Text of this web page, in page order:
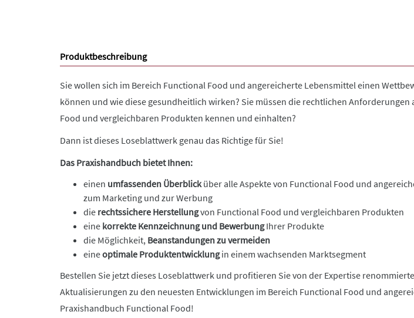
Produktbeschreibung
Sie wollen sich im Bereich Functional Food und angereicherte Lebensmittel einen
können und wie diese gesundheitlich wirken? Sie müssen die rechtlichen
Food und vergleichbaren Produkten kennen und einhalten?
Dann ist dieses Loseblattwerk genau das Richtige für Sie!
Das Praxishandbuch bietet Ihnen:
einen umfassenden Überblicküber alle Aspekte von Functional Food und
zum Marketing und zur Werbung
die rechtssichere Herstellungvon Functional Food und vergleichbaren Produkten
eine korrekte Kennzeichnung und BewerbungIhrer Produkte
die Möglichkeit, Beanstandungen zu vermeiden
eineoptimale Produktentwicklungin einem wachsenden Marktsegment
Bestellen Sie jetzt dieses Loseblattwerk und profitieren Sie von der Expertise
Aktualisierungen zu den neuesten Entwicklungen im Bereich Functional Food und
Praxishandbuch Functional Food!